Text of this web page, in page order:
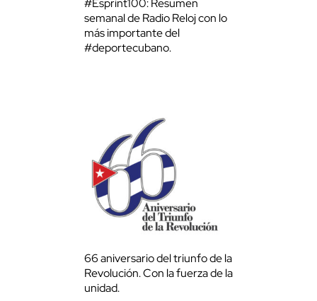
semanal de Radio Reloj con lo
más importante del
#deportecubano.
66 aniversario del triunfo de la
Revolución. Con la fuerza de la
unidad.